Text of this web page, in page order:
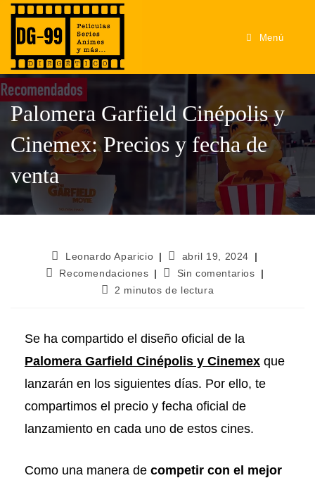
Menú
Palomera Garfield Cinépolis y
Cinemex: Precios y fecha de
venta
Leonardo Aparicio
abril 19, 2024
Recomendaciones
Sin comentarios
2 minutos de lectura
Se ha compartido el diseño oficial de la
Palomera Garfield Cinépolis y Cinemex que
lanzarán en los siguientes días. Por ello, te
compartimos el precio y fecha oficial de
lanzamiento en cada uno de estos cines.
Como una manera de competir con el mejor